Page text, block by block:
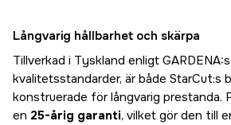
Långvarig hållbarhet och skärpa
Tillverkad i Tyskland enligt
kvalitetsstandarder, är både StarCut:s
konstruerade för långvarig prestanda.
en 25-årig garanti, vilket gör den till